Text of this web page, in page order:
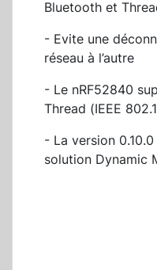
Bluetooth et
- Evite une
réseau à l’autre
- Le nRF52840
Thread (IEEE
- La version
solution Dynamic